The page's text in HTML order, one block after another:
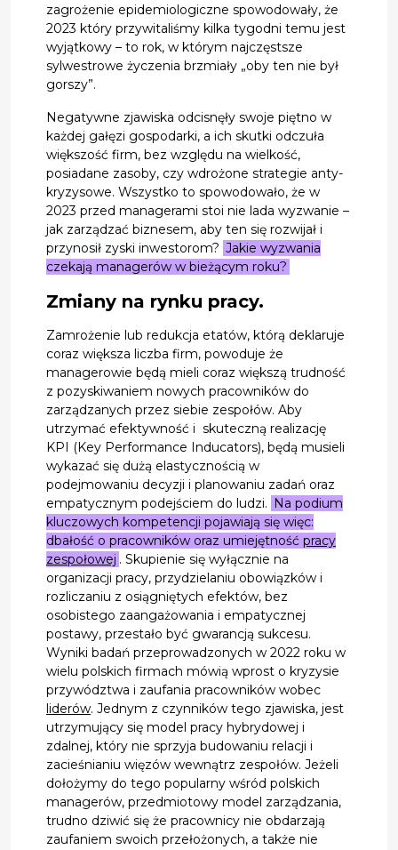
zagrożenie epidemiologiczne spowodowały, że
2023 który przywitaliśmy kilka tygodni temu jest
wyjątkowy – to rok, w którym najczęstsze
sylwestrowe życzenia brzmiały „oby ten nie był
gorszy”.
Negatywne zjawiska odcisnęły swoje piętno w
każdej gałęzi gospodarki, a ich skutki odczuła
większość firm, bez względu na wielkość,
posiadane zasoby, czy wdrożone strategie anty-
kryzysowe. Wszystko to spowodowało, że w
2023 przed managerami stoi nie lada wyzwanie –
jak zarządzać biznesem, aby ten się rozwijał i
przynosił zyski inwestorom? Jakie wyzwania
czekają managerów w bieżącym roku?
Zmiany na rynku pracy.
Zamrożenie lub redukcja etatów, którą deklaruje
coraz większa liczba firm, powoduje że
managerowie będą mieli coraz większą trudność
z pozyskiwaniem nowych pracowników do
zarządzanych przez siebie zespołów. Aby
utrzymać efektywność i skuteczną realizację
KPI (Key Performance Inducators), będą musieli
wykazać się dużą elastycznością w
podejmowaniu decyzji i planowaniu zadań oraz
empatycznym podejściem do ludzi. Na podium
kluczowych kompetencji pojawiają się więc:
dbałość o pracowników oraz umiejętność pracy
zespołowej . Skupienie się wyłącznie na
organizacji pracy, przydzielaniu obowiązków i
rozliczaniu z osiągniętych efektów, bez
osobistego zaangażowania i empatycznej
postawy, przestało być gwarancją sukcesu.
Wyniki badań przeprowadzonych w 2022 roku w
wielu polskich firmach mówią wprost o kryzysie
przywództwa i zaufania pracowników wobec
liderów. Jednym z czynników tego zjawiska, jest
utrzymujący się model pracy hybrydowej i
zdalnej, który nie sprzyja budowaniu relacji i
zacieśnianiu więzów wewnątrz zespołów. Jeżeli
dołożymy do tego popularny wśród polskich
managerów, przedmiotowy model zarządzania,
trudno dziwić się że pracownicy nie obdarzają
zaufaniem swoich przełożonych, a także nie